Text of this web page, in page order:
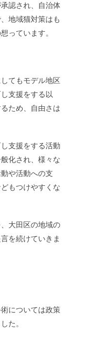
認され、自治体
地域猫対策はも
っています。
てもモデル地区
支援をする以
ため、自由さは
支援をする活動
化され、様々な
や活動への支
もつけやすくな
大田区の地域の
を続けていきま
については政策
た。